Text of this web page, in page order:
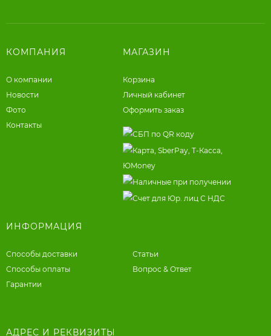
КОМПАНИЯ
О компании
Новости
Фото
Контакты
МАГАЗИН
Корзина
Личный кабинет
Оформить заказ
ИНФОРМАЦИЯ
Способы доставки
Способы оплаты
Гарантии
Статьи
Вопрос & Ответ
АДРЕС И РЕКВИЗИТЫ